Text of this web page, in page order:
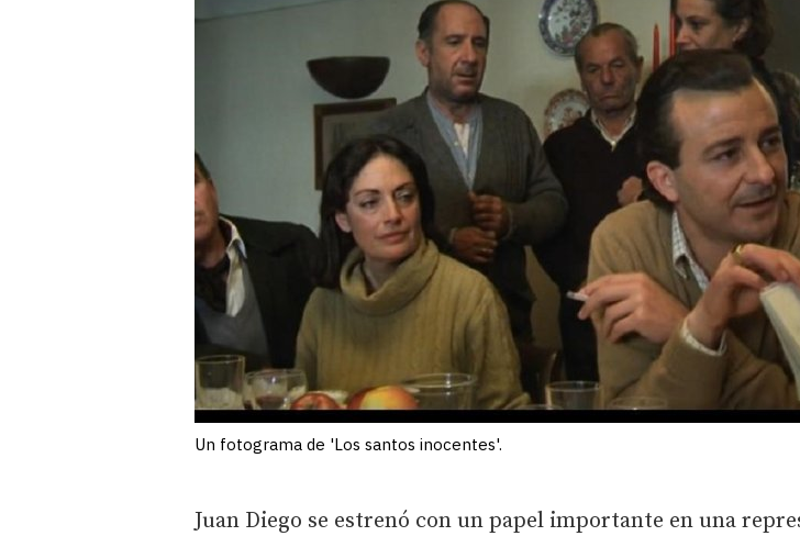
Un fotograma de 'Los santos inocentes'.
Juan Diego se estrenó con un papel importante en una